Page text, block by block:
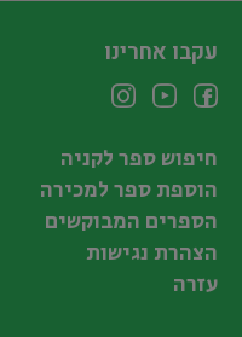
עקבו אחרינו
חיפוש ספר לקניה
הוספת ספר למכירה
הספרים המבוקשים
הצהרת נגישות
עזרה